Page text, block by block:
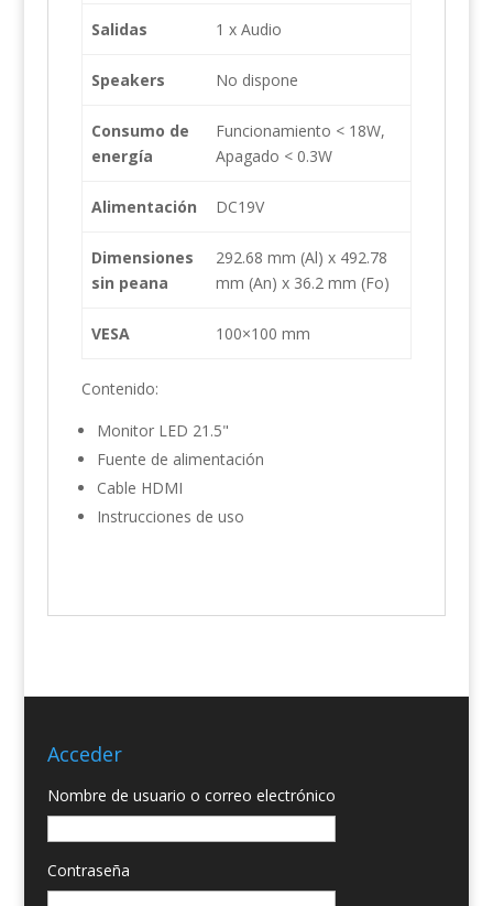
Salidas 1 x Audio
Speakers No dispone
Consumo de
energía
Funcionamiento < 18W,
Apagado < 0.3W
Alimentación DC19V
Dimensiones
sin peana
292.68 mm (Al) x 492.78
mm (An) x 36.2 mm (Fo)
VESA 100×100 mm
Contenido:
Monitor LED 21.5"
Fuente de alimentación
Cable HDMI
Instrucciones de uso
Acceder
Nombre de usuario o correo electrónico
Contraseña